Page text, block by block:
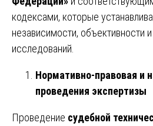
кодексами, которые
независимости, объективности
исследований.
Нормативно-правовая и
проведения экспертизы
Проведение судебной